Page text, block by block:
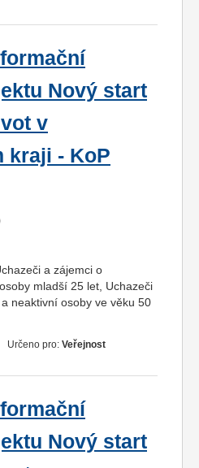
Nový start
v
kraji - KoP
a zájemci o
mladší 25 let, Uchazeči
neaktivní osoby ve věku 50
Určeno pro: Veřejnost
Nový start